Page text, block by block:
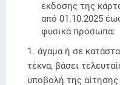
έκδοσης της
από 01.10.2025
φυσικά πρόσωπα:
άγαμα ή σε
τέκνα, βάσει
υποβολή της